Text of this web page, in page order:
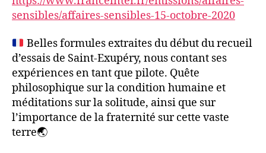
sensibles/affaires-sensibles-15-octobre-2020
Belles formules extraites du début du recueil
d’essais de Saint-Exupéry, nous contant ses
expériences en tant que pilote. Quête
philosophique sur la condition humaine et
méditations sur la solitude, ainsi que sur
l’importance de la fraternité sur cette vaste
terre🌏